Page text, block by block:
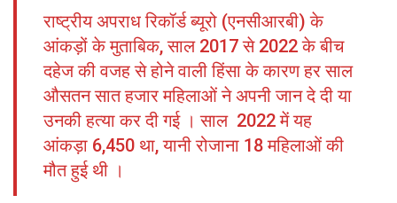
राष्ट्रीय अपराध रिकॉर्ड ब्यूरो (एनसीआरबी) के
आंकड़ों के मुताबिक, साल 2017 से 2022 के बीच
दहेज की वजह से होने वाली हिंसा के कारण हर साल
औसतन सात हजार महिलाओं ने अपनी जान दे दी या
उनकी हत्या कर दी गई । साल 2022 में यह
आंकड़ा 6,450 था, यानी रोजाना 18 महिलाओं की
मौत हुई थी ।